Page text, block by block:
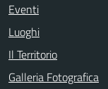
Eventi
Luoghi
Il Territorio
Galleria Fotografica